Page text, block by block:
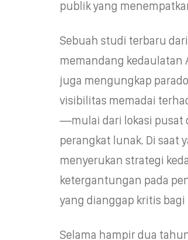
publik yang
Sebuah studi terbaru dari
memandang kedaulatan
juga mengungkap
visibilitas memadai
—mulai dari lokasi pusat
perangkat lunak. Di saat
menyerukan strategi
ketergantungan pada
yang dianggap kritis bagi
Selama hampir dua